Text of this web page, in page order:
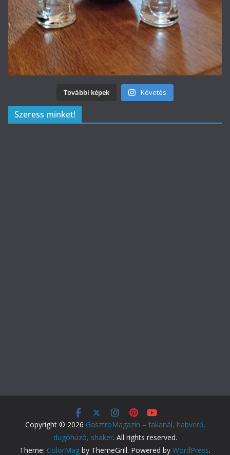
További képek Követés
Szeress minket!
Copyright © 2026 GasztroMagazin – fakanál, habverő,
dugóhúzó, shaker. All rights reserved.
Theme: ColorMag by ThemeGrill. Powered by WordPress.